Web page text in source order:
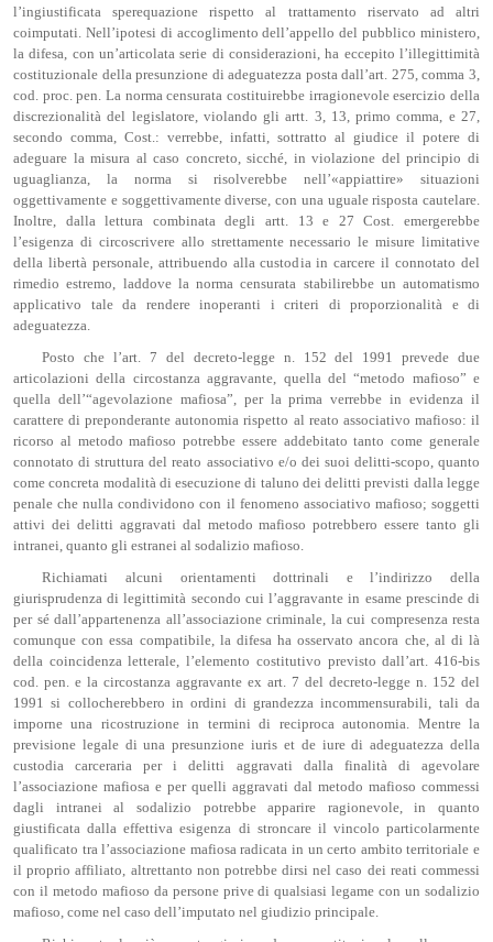
l’ingiustificata sperequazione rispetto al trattamento riservato ad altri
coimputati. Nell’ipotesi di accoglimento dell’appello del pubblico ministero,
la difesa, con un’articolata serie di considerazioni, ha eccepito l’illegittimità
costituzionale della presunzione di adeguatezza posta dall’art. 275, comma 3,
cod. proc. pen. La norma censurata costituirebbe irragionevole esercizio della
discrezionalità del legislatore, violando gli artt. 3, 13, primo comma, e 27,
secondo comma, Cost.: verrebbe, infatti, sottratto al giudice il potere di
adeguare la misura al caso concreto, sicché, in violazione del principio di
uguaglianza, la norma si risolverebbe nell’«appiattire» situazioni
oggettivamente e soggettivamente diverse, con una uguale risposta cautelare.
Inoltre, dalla lettura combinata degli artt. 13 e 27 Cost. emergerebbe
l’esigenza di circoscrivere allo strettamente necessario le misure limitative
della libertà personale, attribuendo alla custodia in carcere il connotato del
rimedio estremo, laddove la norma censurata stabilirebbe un automatismo
applicativo tale da rendere inoperanti i criteri di proporzionalità e di
adeguatezza.
Posto che l’art. 7 del decreto-legge n. 152 del 1991 prevede due
articolazioni della circostanza aggravante, quella del “metodo mafioso” e
quella dell’“agevolazione mafiosa”, per la prima verrebbe in evidenza il
carattere di preponderante autonomia rispetto al reato associativo mafioso: il
ricorso al metodo mafioso potrebbe essere addebitato tanto come generale
connotato di struttura del reato associativo e/o dei suoi delitti-scopo, quanto
come concreta modalità di esecuzione di taluno dei delitti previsti dalla legge
penale che nulla condividono con il fenomeno associativo mafioso; soggetti
attivi dei delitti aggravati dal metodo mafioso potrebbero essere tanto gli
intranei, quanto gli estranei al sodalizio mafioso.
Richiamati alcuni orientamenti dottrinali e l’indirizzo della
giurisprudenza di legittimità secondo cui l’aggravante in esame prescinde di
per sé dall’appartenenza all’associazione criminale, la cui compresenza resta
comunque con essa compatibile, la difesa ha osservato ancora che, al di là
della coincidenza letterale, l’elemento costitutivo previsto dall’art. 416-bis
cod. pen. e la circostanza aggravante ex art. 7 del decreto-legge n. 152 del
1991 si collocherebbero in ordini di grandezza incommensurabili, tali da
imporne una ricostruzione in termini di reciproca autonomia. Mentre la
previsione legale di una presunzione iuris et de iure di adeguatezza della
custodia carceraria per i delitti aggravati dalla finalità di agevolare
l’associazione mafiosa e per quelli aggravati dal metodo mafioso commessi
dagli intranei al sodalizio potrebbe apparire ragionevole, in quanto
giustificata dalla effettiva esigenza di stroncare il vincolo particolarmente
qualificato tra l’associazione mafiosa radicata in un certo ambito territoriale e
il proprio affiliato, altrettanto non potrebbe dirsi nel caso dei reati commessi
con il metodo mafioso da persone prive di qualsiasi legame con un sodalizio
mafioso, come nel caso dell’imputato nel giudizio principale.